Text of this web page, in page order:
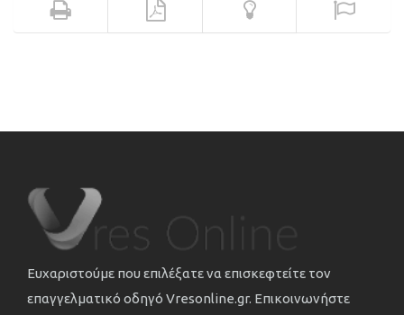
Ευχαριστούμε που επιλέξατε να επισκεφτείτε τον
επαγγελματικό οδηγό Vresonline.gr. Επικοινωνήστε